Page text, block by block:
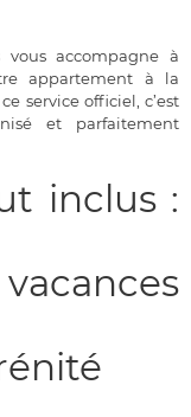
accompagne à
appartement à la
service officiel, c’est
et parfaitement
inclus :